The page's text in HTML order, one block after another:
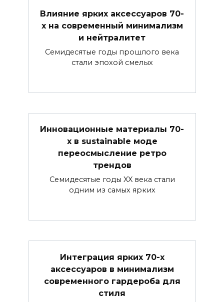
Влияние ярких аксессуаров 70-
х на современный минимализм
и нейтралитет
Семидесятые годы прошлого века
стали эпохой смелых
Инновационные материалы 70-
х в sustainable моде
переосмысление ретро
трендов
Семидесятые годы XX века стали
одним из самых ярких
Интеграция ярких 70-х
аксессуаров в минимализм
современного гардероба для
стиля